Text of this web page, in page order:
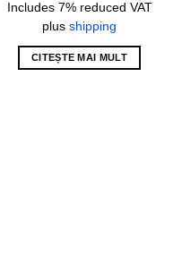
Includes 7% reduced VAT
plus shipping
CITEȘTE MAI MULT